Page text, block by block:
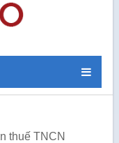
thuế TNCN